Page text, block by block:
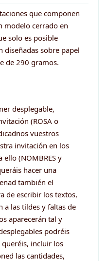
que componen
modelo cerrado en
solo es posible
diseñadas sobre papel
de 290 gramos.
desplegable,
(ROSA o
vuestros
invitación en los
(NOMBRES y
hacer una
también el
de escribir los textos,
a las tildes y faltas de
aparecerán tal y
podréis
incluir los
las cantidades,